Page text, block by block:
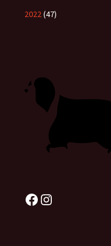
2022(47)
Facebook
Instagram